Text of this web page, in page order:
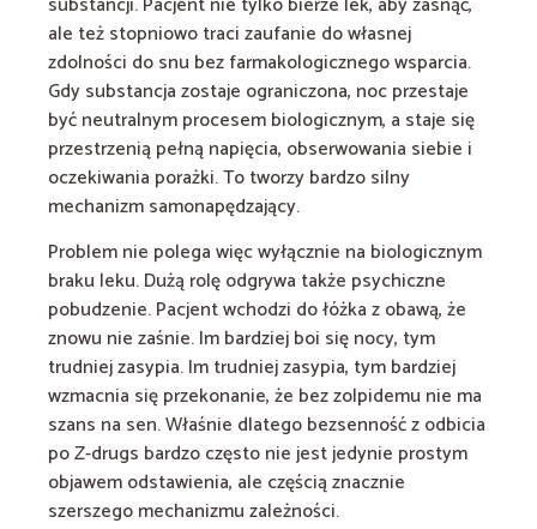
ale też stopniowo traci zaufanie do własnej
zdolności do snu bez farmakologicznego wsparcia.
Gdy substancja zostaje ograniczona, noc przestaje
być neutralnym procesem biologicznym, a staje się
przestrzenią pełną napięcia, obserwowania siebie i
oczekiwania porażki. To tworzy bardzo silny
mechanizm samonapędzający.
Problem nie polega więc wyłącznie na biologicznym
braku leku. Dużą rolę odgrywa także psychiczne
pobudzenie. Pacjent wchodzi do łóżka z obawą, że
znowu nie zaśnie. Im bardziej boi się nocy, tym
trudniej zasypia. Im trudniej zasypia, tym bardziej
wzmacnia się przekonanie, że bez zolpidemu nie ma
szans na sen. Właśnie dlatego bezsenność z odbicia
po Z-drugs bardzo często nie jest jedynie prostym
objawem odstawienia, ale częścią znacznie
szerszego mechanizmu zależności.